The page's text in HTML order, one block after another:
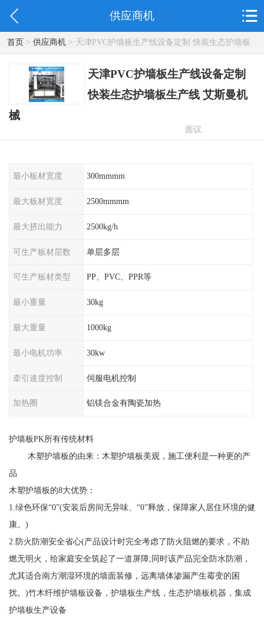
供应商机
首页> 供应商机> 天津PVC护墙板生产线设备定制 快装生态护墙板
生产线 艾斯曼机械
天津PVC护墙板生产线设备定制
快装生态护墙板生产线 艾斯曼机
械
面议
最小板材宽度 300mmmm
最大板材宽度 2500mmmm
最大挤出能力 2500kg/h
可生产板材层数 单层多层
可生产板材类型 PP、PVC、PPR等
最小重量 30kg
最大重量 1000kg
最小电机功率 30kw
牵引速度控制 伺服电机控制
加热圈 铝镁合金有陶瓷加热
护墙板PK所有传统材料
木塑护墙板的由来：木塑护墙板美观，施工便利是一种更的产
品
木塑护墙板的8大优势：
1.绿色环保“0”(安装后房间无异味、“0”释放，保障家人居住环境的健
康。)
2.防火防潮安全省心(产品设计时完全考虑了防火阻燃的要求，不助
燃无明火，给家庭安全筑起了一道屏障;同时该产品完全防水防潮，
尤其适合南方潮湿环境的墙面装修，远离墙体渗漏产生霉变的困
扰。)竹木纤维护墙板设备，护墙板生产线，生态护墙板机器，集成
护墙板生产设备